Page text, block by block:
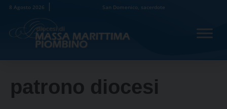
Skip
content
8 Agosto 2026 San Domenico, sacerdote
patrono diocesi